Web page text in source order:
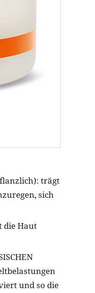
trägt
sich
die Haut
und so die